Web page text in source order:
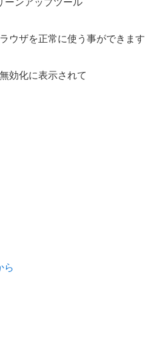
ーンアップツール
ウザを正常に使う事ができます
効化に表示されて
ら